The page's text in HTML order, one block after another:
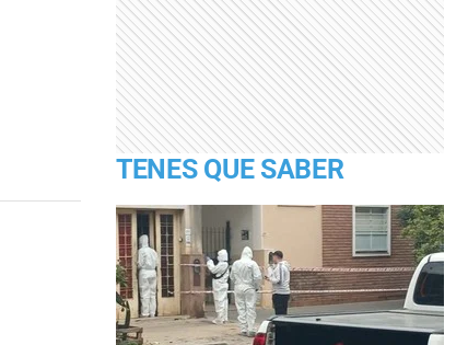
TENES QUE SABER